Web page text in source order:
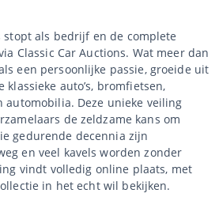
stopt als bedrijf en de complete
Classic Car Auctions. Wat meer dan
een persoonlijke passie, groeide uit
auto’s, bromfietsen,
automobilia. Deze unieke veiling
de zeldzame kans om
gedurende decennia zijn
en veel kavels worden zonder
vindt volledig online plaats, met
in het echt wil bekijken.